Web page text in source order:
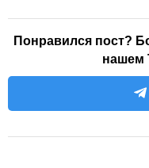
Понравился пост?
нашем